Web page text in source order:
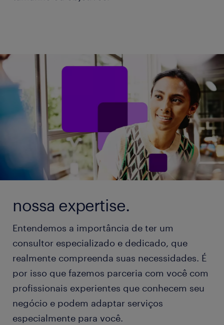
nossa expertise.
Entendemos a importância de ter um
consultor especializado e dedicado, que
realmente compreenda suas necessidades. É
por isso que fazemos parceria com você com
profissionais experientes que conhecem seu
negócio e podem adaptar serviços
especialmente para você.